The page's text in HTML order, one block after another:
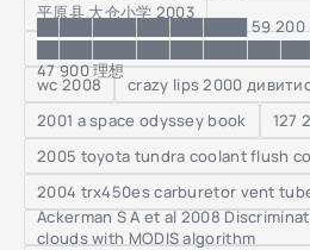
平原县 大仓小学 2003
███████████████████ 59 200
47 900 理想
wc 2008
crazy lips 2000
2001 a space odyssey book
127
2005 toyota tundra coolant flush
2004 trx450es carburetor vent
Ackerman S A et al 2008
clouds with MODIS algorithm